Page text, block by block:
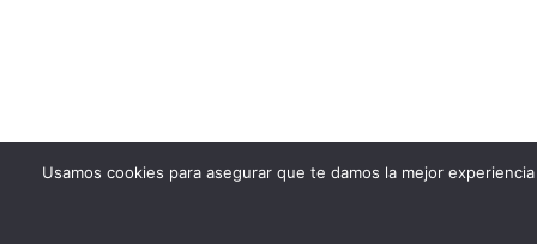
Usamos cookies para asegurar que te damos la mejor